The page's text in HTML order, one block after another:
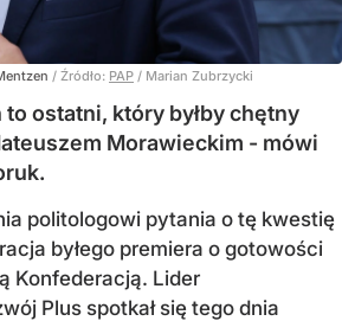
/ Źródło: PAP / Marian Zubrzycki
to ostatni, który byłby chętny
Morawieckim - mówi
politologowi pytania o tę kwestię
byłego premiera o gotowości
Konfederacją. Lider
Plus spotkał się tego dnia